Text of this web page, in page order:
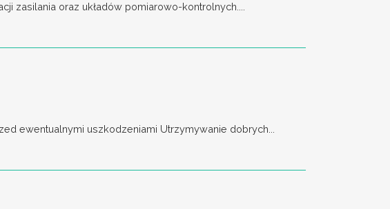
zasilania oraz układów pomiarowo-kontrolnych....
ewentualnymi uszkodzeniami Utrzymywanie dobrych...